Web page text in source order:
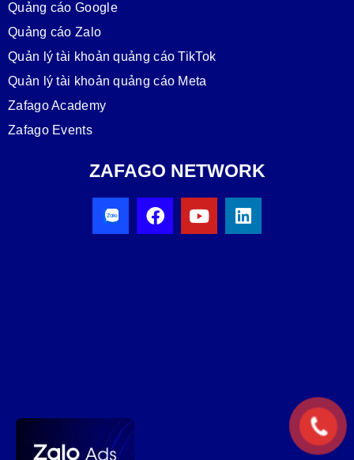
Quảng cáo Google
Quảng cáo Zalo
Quản lý tài khoản quảng cáo TikTok
Quản lý tài khoản quảng cáo Meta
Zafago Academy
Zafago Events
ZAFAGO NETWORK